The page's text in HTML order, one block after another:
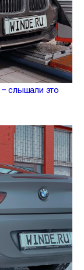
слышали это